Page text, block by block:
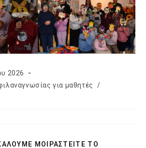
2026
για μαθητές
/
ΜΟΙΡΑΣΤΕΙΤΕ ΤΟ